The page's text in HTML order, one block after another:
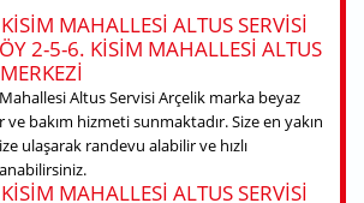
MAHALLESI ALTUS SERVISI
2-5-6. KISIM MAHALLESI ALTUS
Altus Servisi Arçelik marka beyaz
ve bakım hizmeti sunmaktadır. Size en yakın
ulaşarak randevu alabilir ve hızlı
MAHALLESI ALTUS SERVISI